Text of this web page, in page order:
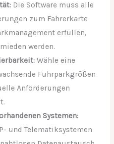
Die Software muss alle
zum Fahrerkarte
erfüllen,
werden.
Wähle eine
Fuhrparkgrößen
Anforderungen
Systemen:
und Telematiksystemen